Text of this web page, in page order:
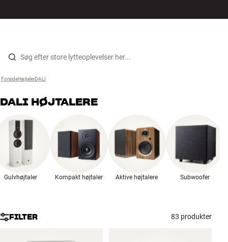
Gå til indhold
Højtaler
Kabler
Forside ›
Højtaler ›
DALI
DALI HØJTALERE
Gulvhøjtaler Kompakt højtaler Aktive højtalere Subwoofer
FILTER 83 produkter